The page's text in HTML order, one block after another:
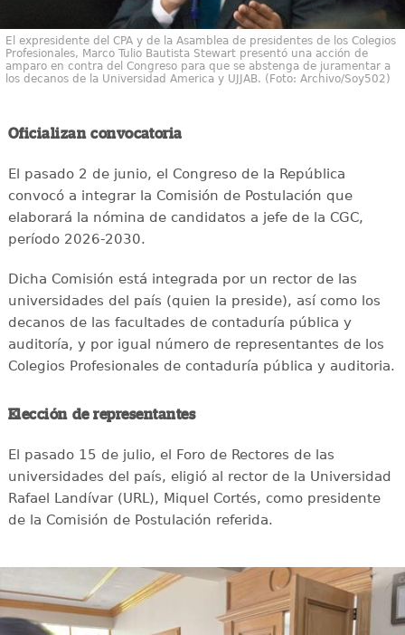
El expresidente del CPA y de la Asamblea de presidentes de los Colegios
Profesionales, Marco Tulio Bautista Stewart presentó una acción de
amparo en contra del Congreso para que se abstenga de juramentar a
los decanos de la Universidad America y UJJAB. (Foto: Archivo/Soy502)
Oficializan convocatoria
El pasado 2 de junio, el Congreso de la República
convocó a integrar la Comisión de Postulación que
elaborará la nómina de candidatos a jefe de la CGC,
período 2026-2030.
Dicha Comisión está integrada por un rector de las
universidades del país (quien la preside), así como los
decanos de las facultades de contaduría pública y
auditoría, y por igual número de representantes de los
Colegios Profesionales de contaduría pública y auditoria.
Elección de representantes
El pasado 15 de julio, el Foro de Rectores de las
universidades del país, eligió al rector de la Universidad
Rafael Landívar (URL), Miquel Cortés, como presidente
de la Comisión de Postulación referida.